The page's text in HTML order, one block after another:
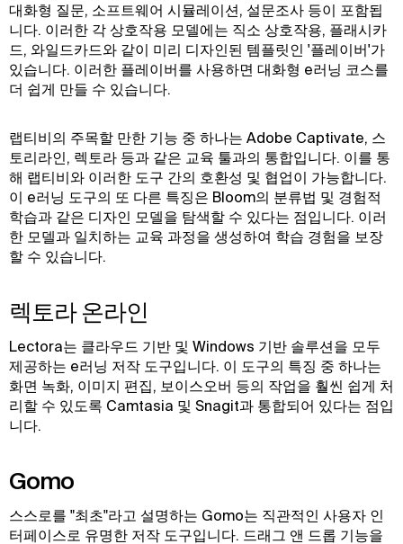
대화형 질문, 소프트웨어 시뮬레이션, 설문조사 등이 포함됩
니다. 이러한 각 상호작용 모델에는 직소 상호작용, 플래시카
드, 와일드카드와 같이 미리 디자인된 템플릿인 '플레이버'가
있습니다. 이러한 플레이버를 사용하면 대화형 e러닝 코스를
더 쉽게 만들 수 있습니다.
랩티비의 주목할 만한 기능 중 하나는 Adobe Captivate, 스
토리라인, 렉토라 등과 같은 교육 툴과의 통합입니다. 이를 통
해 랩티비와 이러한 도구 간의 호환성 및 협업이 가능합니다.
이 e러닝 도구의 또 다른 특징은 Bloom의 분류법 및 경험적
학습과 같은 디자인 모델을 탐색할 수 있다는 점입니다. 이러
한 모델과 일치하는 교육 과정을 생성하여 학습 경험을 보장
할 수 있습니다.
렉토라 온라인
Lectora는 클라우드 기반 및 Windows 기반 솔루션을 모두
제공하는 e러닝 저작 도구입니다. 이 도구의 특징 중 하나는
화면 녹화, 이미지 편집, 보이스오버 등의 작업을 훨씬 쉽게 처
리할 수 있도록 Camtasia 및 Snagit과 통합되어 있다는 점입
니다.
Gomo
스스로를 "최초"라고 설명하는 Gomo는 직관적인 사용자 인
터페이스로 유명한 저작 도구입니다. 드래그 앤 드롭 기능을